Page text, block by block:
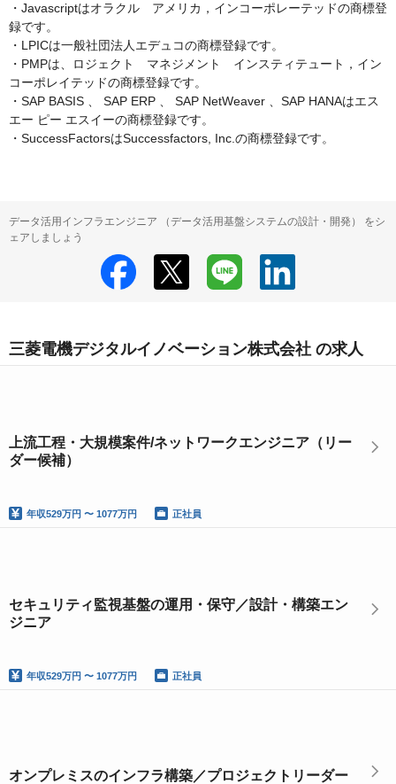
・Javascriptはオラクル　アメリカ，インコーポレーテッドの商標登
録です。
・LPICは一般社団法人エデュコの商標登録です。
・PMPは、ロジェクト　マネジメント　インスティテュート，イン
コーポレイテッドの商標登録です。
・SAP BASIS 、 SAP ERP 、 SAP NetWeaver 、SAP HANAはエス
エー ピー エスイーの商標登録です。
・SuccessFactorsはSuccessfactors, Inc.の商標登録です。
データ活用インフラエンジニア （データ活用基盤システムの設計・開発） をシ
ェアしましょう
三菱電機デジタルイノベーション株式会社 の求人
上流工程・大規模案件/ネットワークエンジニア（リー
ダー候補）
年収529万円 〜 1077万円 正社員
セキュリティ監視基盤の運用・保守／設計・構築エン
ジニア
年収529万円 〜 1077万円 正社員
オンプレミスのインフラ構築／プロジェクトリーダー